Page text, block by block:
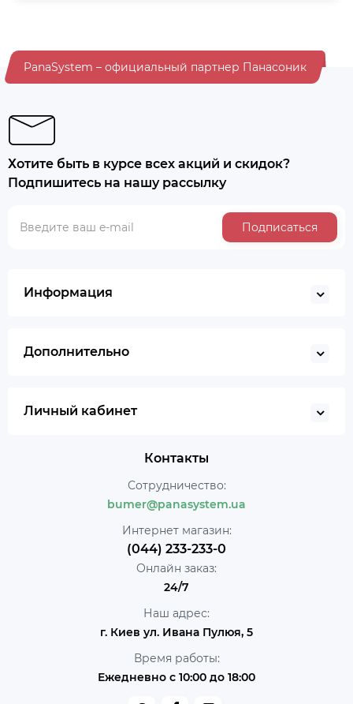
PanaSystem – официальный партнер Панасоник
Хотите быть в курсе всех акций и скидок?
Подпишитесь на нашу рассылку
Подписаться
Информация
Дополнительно
Личный кабинет
Контакты
Сотрудничество:
bumer@panasystem.ua
Интернет магазин:
(044) 233-233-0
Онлайн заказ:
24/7
Наш адрес:
г. Киев ул. Ивана Пулюя, 5
Время работы:
Ежедневно с 10:00 до 18:00